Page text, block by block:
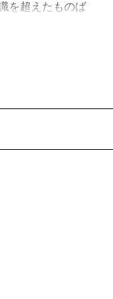
を超えたものば
くなると、近所
らった。
のちに、戦車を
。
れないような
感じすらしまし